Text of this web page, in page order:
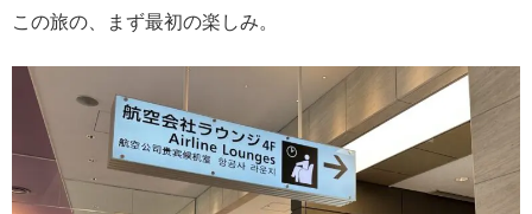
この旅の、まず最初の楽しみ。